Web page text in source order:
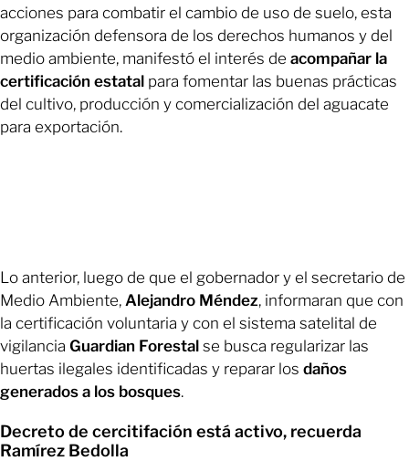
acciones para combatir el cambio de uso de suelo, esta
organización defensora de los derechos humanos y del
medio ambiente, manifestó el interés de acompañar la
certificación estatal para fomentar las buenas prácticas
del cultivo, producción y comercialización del aguacate
para exportación.
Lo anterior, luego de que el gobernador y el secretario de
Medio Ambiente, Alejandro Méndez, informaran que con
la certificación voluntaria y con el sistema satelital de
vigilancia Guardian Forestal se busca regularizar las
huertas ilegales identificadas y reparar los daños
generados a los bosques.
Decreto de cercitifación está activo, recuerda
Ramírez Bedolla